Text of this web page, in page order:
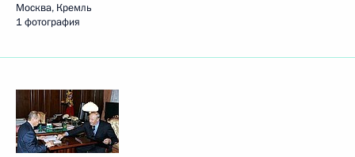
Москва, Кремль
1 фотография